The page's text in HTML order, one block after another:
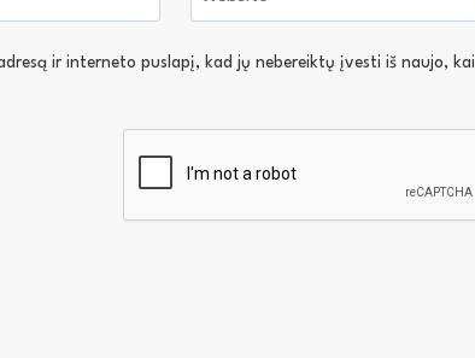
ir interneto puslapį, kad jų nebereiktų įvesti iš naujo, kai